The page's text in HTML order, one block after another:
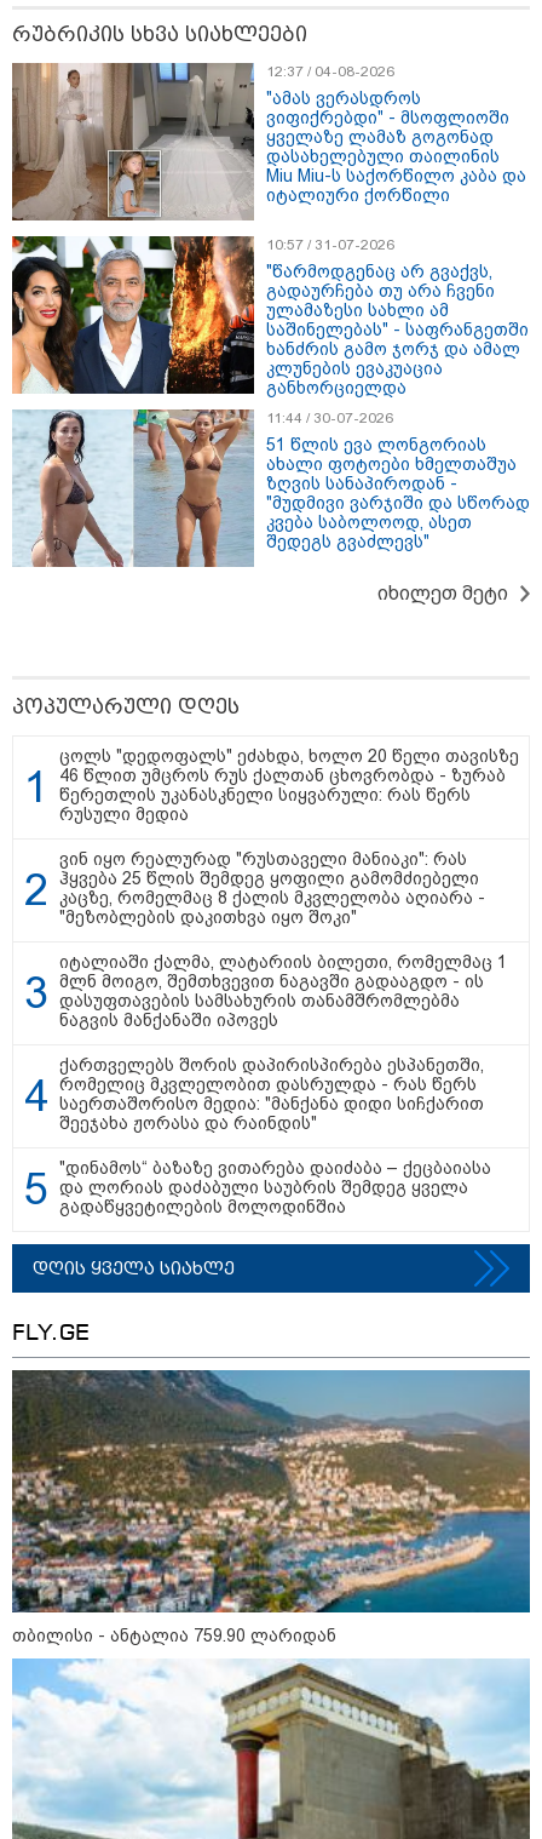
რა მანძილზე აფიქსირებს კამერა
გზებზე მანქანის სიჩქარეს -
მითები ფოტორადარებზე
სამხედრო
პუტინმა უკრაინის წინააღმდეგ მებრძოლი
დაჯგუფებების ხელმძღვანელობაში
12:46 / 01-08-2026
"რუსეთში შესაძლოა, საომარი
გენერალ-მაიორ ვახტანგ
კაპანაძის ანალიზი
08:24 / 29-07-2026
კასპიის ზღვა: სამი ქვეყნის
დაპირისპირების ახალი
მნიშვნელობა აქვს ამ ადგილს
არიან დაშავებულები
08:51 / 22-07-2026
ზელენსკიმ ფედოროვის
შემდეგ, სირსკიც გაუშვა - ვინ
იქნება უკრაინის შეიარაღებული
ძალების ახალი
მთავარსარდალი?
კატეგორიის ყველა სიახლე
რუბრიკის სხვა სიახლეები
12:37 / 04-08-2026
"ამას ვერასდროს
ვიფიქრებდი" - მსოფლიოში
ყველაზე ლამაზ გოგონად
დასახელებული თაილინის
Miu Miu-ს საქორწილო კაბა და
იტალიური ქორწილი
10:57 / 31-07-2026
"წარმოდგენაც არ გვაქვს,
გადაურჩება თუ არა ჩვენი
ულამაზესი სახლი ამ
საშინელებას" - საფრანგეთში
ხანძრის გამო ჯორჯ და ამალ
კლუნების ევაკუაცია
განხორციელდა
11:44 / 30-07-2026
51 წლის ევა ლონგორიას
ახალი ფოტოები ხმელთაშუა
ზღვის სანაპიროდან -
"მუდმივი ვარჯიში და სწორად
კვება საბოლოოდ, ასეთ
შედეგს გვაძლევს"
იხილეთ მეტი
პოპულარული დღეს
ცოლს "დედოფალს" ეძახდა, ხოლო 20 წელი თავისზე
46 წლით უმცროს რუს ქალთან ცხოვრობდა - ზურაბ
წერეთლის უკანასკნელი სიყვარული: რას წერს
რუსული მედია
ვინ იყო რეალურად "რუსთაველი მანიაკი": რას
ჰყვება 25 წლის შემდეგ ყოფილი გამომძიებელი
კაცზე, რომელმაც 8 ქალის მკვლელობა აღიარა -
"მეზობლების დაკითხვა იყო შოკი"
იტალიაში ქალმა, ლატარიის ბილეთი, რომელმაც 1
მლნ მოიგო, შემთხვევით ნაგავში გადააგდო - ის
დასუფთავების სამსახურის თანამშრომლებმა
ნაგვის მანქანაში იპოვეს
ქართველებს შორის დაპირისპირება ესპანეთში,
რომელიც მკვლელობით დასრულდა - რას წერს
საერთაშორისო მედია: "მანქანა დიდი სიჩქარით
შეეჯახა ჟორასა და რაინდის"
"დინამოს“ ბაზაზე ვითარება დაიძაბა – ქეცბაიასა
და ლორიას დაძაბული საუბრის შემდეგ ყველა
გადაწყვეტილების მოლოდინშია
დღის ყველა სიახლე
FLY.GE
თბილისი - ანტალია 759.90 ლარიდან